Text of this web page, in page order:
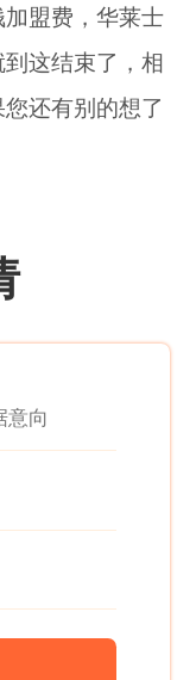
盟费，华莱士
这结束了，相
还有别的想了